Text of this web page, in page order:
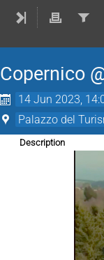
Copernico
14 Jun 2023,
Palazzo del
Description